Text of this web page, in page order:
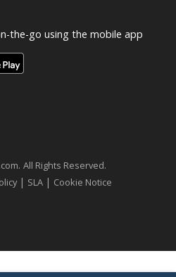
the-go using the mobile app
. All Rights Reserved.
| SLA | Cookie Notice